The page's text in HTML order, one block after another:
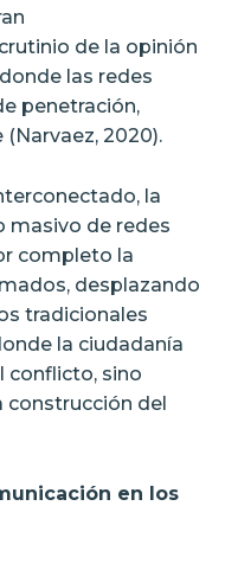
de la opinión
las redes
penetración,
2020).
la
masivo de redes
completo la
desplazando
tradicionales
la ciudadanía
conflicto, sino
construcción del
en los